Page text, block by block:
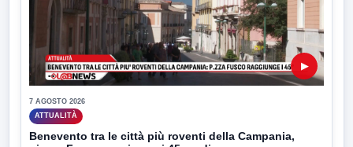
▶
7 AGOSTO 2026
ATTUALITÀ
Benevento tra le città più roventi della Campania,